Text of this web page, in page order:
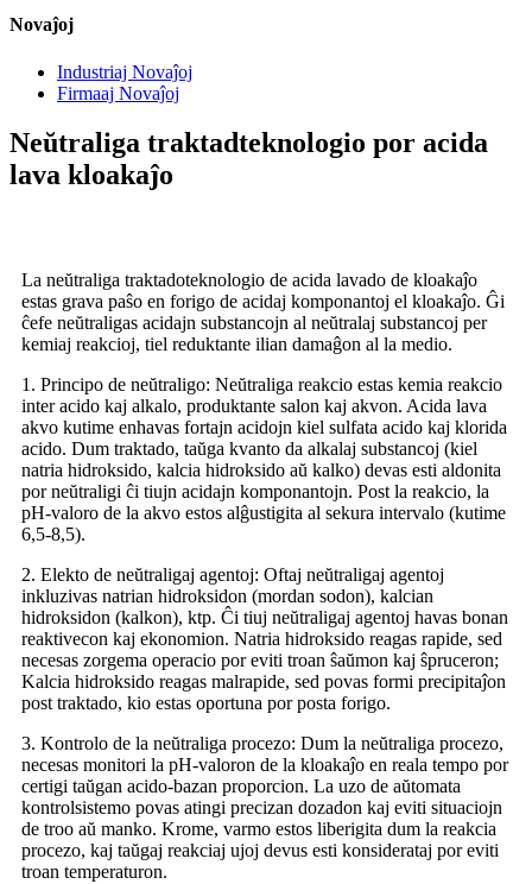
Novaĵoj
Industriaj Novaĵoj
Firmaaj Novaĵoj
Neŭtraliga traktadteknologio por acida
lava kloakaĵo
La neŭtraliga traktadoteknologio de acida lavado de kloakaĵo
estas grava paŝo en forigo de acidaj komponantoj el kloakaĵo. Ĝi
ĉefe neŭtraligas acidajn substancojn al neŭtralaj substancoj per
kemiaj reakcioj, tiel reduktante ilian damaĝon al la medio.
1. Principo de neŭtraligo: Neŭtraliga reakcio estas kemia reakcio
inter acido kaj alkalo, produktante salon kaj akvon. Acida lava
akvo kutime enhavas fortajn acidojn kiel sulfata acido kaj klorida
acido. Dum traktado, taŭga kvanto da alkalaj substancoj (kiel
natria hidroksido, kalcia hidroksido aŭ kalko) devas esti aldonita
por neŭtraligi ĉi tiujn acidajn komponantojn. Post la reakcio, la
pH-valoro de la akvo estos alĝustigita al sekura intervalo (kutime
6,5-8,5).
2. Elekto de neŭtraligaj agentoj: Oftaj neŭtraligaj agentoj
inkluzivas natrian hidroksidon (mordan sodon), kalcian
hidroksidon (kalkon), ktp. Ĉi tiuj neŭtraligaj agentoj havas bonan
reaktivecon kaj ekonomion. Natria hidroksido reagas rapide, sed
necesas zorgema operacio por eviti troan ŝaŭmon kaj ŝpruceron;
Kalcia hidroksido reagas malrapide, sed povas formi precipitaĵon
post traktado, kio estas oportuna por posta forigo.
3. Kontrolo de la neŭtraliga procezo: Dum la neŭtraliga procezo,
necesas monitori la pH-valoron de la kloakaĵo en reala tempo por
certigi taŭgan acido-bazan proporcion. La uzo de aŭtomata
kontrolsistemo povas atingi precizan dozadon kaj eviti situaciojn
de troo aŭ manko. Krome, varmo estos liberigita dum la reakcia
procezo, kaj taŭgaj reakciaj ujoj devus esti konsiderataj por eviti
troan temperaturon.